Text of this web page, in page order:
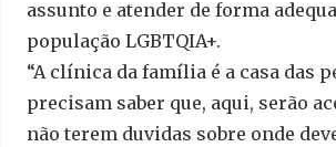
assunto e atender de forma
população LGBTQIA+.
“A clínica da família é a casa das
precisam saber que, aqui, serão
não terem duvidas sobre onde